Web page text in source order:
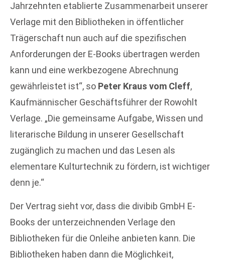
Jahrzehnten etablierte Zusammenarbeit unserer
Verlage mit den Bibliotheken in öffentlicher
Trägerschaft nun auch auf die spezifischen
Anforderungen der E-Books übertragen werden
kann und eine werkbezogene Abrechnung
gewährleistet ist“, so Peter Kraus vom Cleff,
Kaufmännischer Geschäftsführer der Rowohlt
Verlage. „Die gemeinsame Aufgabe, Wissen und
literarische Bildung in unserer Gesellschaft
zugänglich zu machen und das Lesen als
elementare Kulturtechnik zu fördern, ist wichtiger
denn je.“
Der Vertrag sieht vor, dass die divibib GmbH E-
Books der unterzeichnenden Verlage den
Bibliotheken für die Onleihe anbieten kann. Die
Bibliotheken haben dann die Möglichkeit,